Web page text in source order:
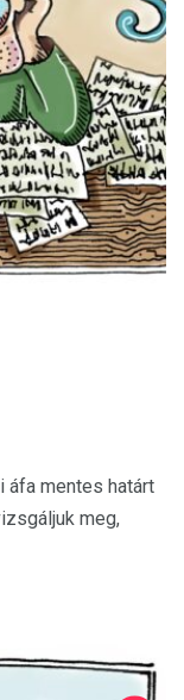
áfa mentes határt
meg,